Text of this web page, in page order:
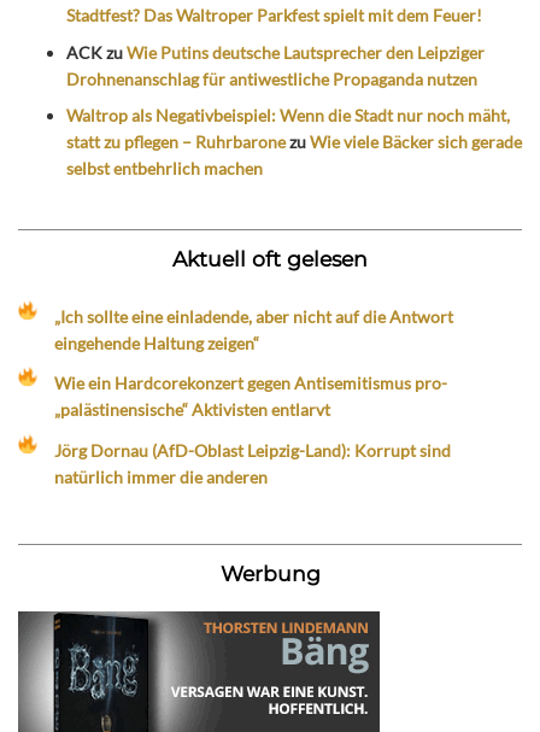
Stadtfest? Das Waltroper Parkfest spielt mit dem Feuer!
ACKzuWie Putins deutsche Lautsprecher den Leipziger
Drohnenanschlag für antiwestliche Propaganda nutzen
Waltrop als Negativbeispiel: Wenn die Stadt nur noch mäht,
statt zu pflegen – RuhrbaronezuWie viele Bäcker sich gerade
selbst entbehrlich machen
Aktuell oft gelesen
„Ich sollte eine einladende, aber nicht auf die Antwort
eingehende Haltung zeigen“
Wie ein Hardcorekonzert gegen Antisemitismus pro-
„palästinensische“ Aktivisten entlarvt
Jörg Dornau (AfD-Oblast Leipzig-Land): Korrupt sind
natürlich immer die anderen
Werbung